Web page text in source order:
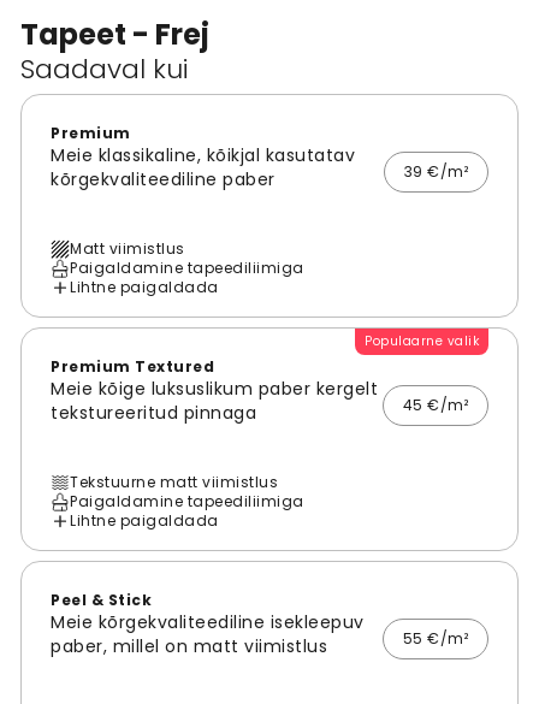
Tapeet - Frej
Saadaval kui
Premium
Meie klassikaline, kõikjal kasutatav
kõrgekvaliteediline paber
39 €/m²
Matt viimistlus
Paigaldamine tapeediliimiga
Lihtne paigaldada
Populaarne valik
Premium Textured
Meie kõige luksuslikum paber kergelt
tekstureeritud pinnaga
45 €/m²
Tekstuurne matt viimistlus
Paigaldamine tapeediliimiga
Lihtne paigaldada
Peel & Stick
Meie kõrgekvaliteediline isekleepuv
paber, millel on matt viimistlus
55 €/m²